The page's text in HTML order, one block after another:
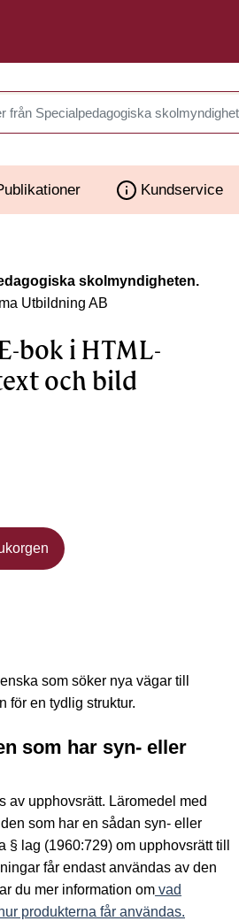
i Webbutiken
Kundservice
skolmyndigheten.
Utbildning AB
bok i HTML-
och bild
som söker nya vägar till
för en tydlig struktur.
som har syn- eller
av upphovsrätt. Läromedel med
som har en sådan syn- eller
lag (1960:729) om upphovsrätt till
får endast användas av den
du mer information omvad
produkterna får användas.